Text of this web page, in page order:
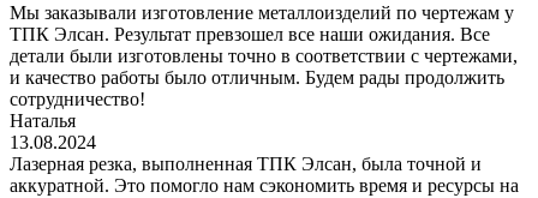
Мы заказывали изготовление металлоизделий по чертежам у
ТПК Элсан. Результат превзошел все наши ожидания. Все
детали были изготовлены точно в соответствии с чертежами,
и качество работы было отличным. Будем рады продолжить
сотрудничество!
Наталья
13.08.2024
Лазерная резка, выполненная ТПК Элсан, была точной и
аккуратной. Это помогло нам сэкономить время и ресурсы на